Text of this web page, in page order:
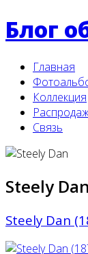
Блог
Главная
Коллекция
Связь
Steely Dan
Steely Dan